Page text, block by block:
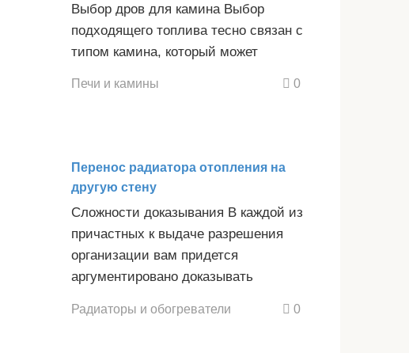
Выбор дров для камина Выбор
подходящего топлива тесно связан с
типом камина, который может
Печи и камины 0
Перенос радиатора отопления на
другую стену
Сложности доказывания В каждой из
причастных к выдаче разрешения
организации вам придется
аргументировано доказывать
Радиаторы и обогреватели 0